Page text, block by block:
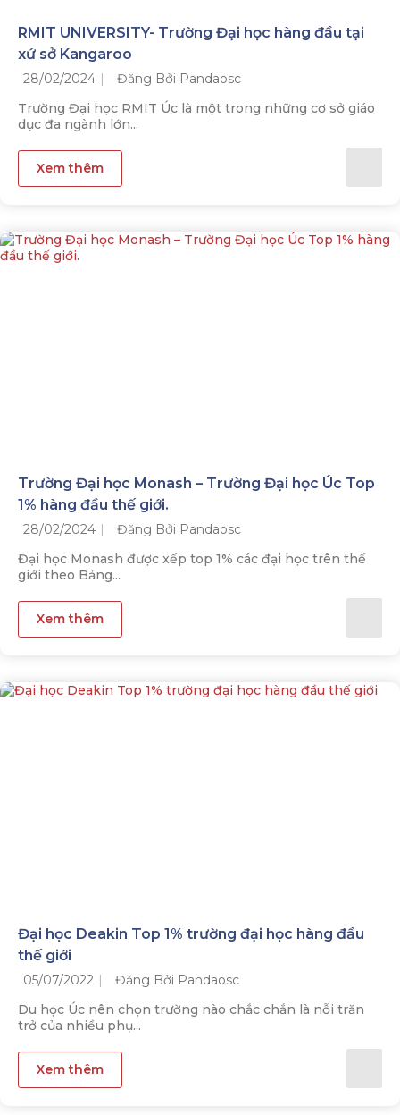
RMIT UNIVERSITY- Trường Đại học hàng đầu tại
xứ sở Kangaroo
28/02/2024
Đăng Bởi Pandaosc
Trường Đại học RMIT Úc là một trong những cơ sở giáo
dục đa ngành lớn...
Xem thêm
Trường Đại học Monash – Trường Đại học Úc Top
1% hàng đầu thế giới.
28/02/2024
Đăng Bởi Pandaosc
Đại học Monash được xếp top 1% các đại học trên thế
giới theo Bảng...
Xem thêm
Đại học Deakin Top 1% trường đại học hàng đầu
thế giới
05/07/2022
Đăng Bởi Pandaosc
Du học Úc nên chọn trường nào chắc chắn là nỗi trăn
trở của nhiều phụ...
Xem thêm